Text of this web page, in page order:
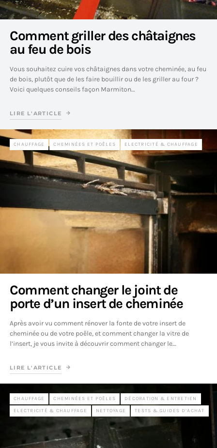
Comment griller des châtaignes
au feu de bois
Vous souhaitez cuire vos châtaignes dans votre cheminée, au feu
de bois, plutôt que de les faire bouillir ou de les griller au four ?
Voici quelques conseils façon Marmiton…
LIRE L'ARTICLE
CHAUFFAGE CHEMINÉES ET POÊLES ELECTRICITÉ & CHAUFFAGE
Comment changer le joint de
porte d’un insert de cheminée
Après avoir vu comment rénover la fonte de votre insert de
cheminée ou de votre poêle, et comment changer la vitre de
l’insert, je vous invite à découvrir comment changer le…
LIRE L'ARTICLE
CHAUFFAGE CHEMINÉES ET POÊLES DÉCORATION & ENTRETIEN
ELECTRICITÉ & CHAUFFAGE NETTOYAGE TESTS & GUIDES D’ACHAT